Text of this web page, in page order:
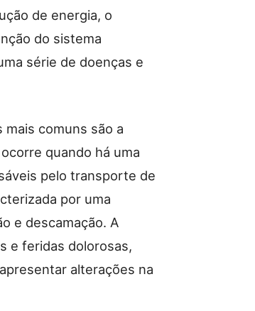
de energia, o
do sistema
série de doenças e
mais comuns são a
quando há uma
pelo transporte de
por uma
e descamação. A
e feridas dolorosas,
alterações na